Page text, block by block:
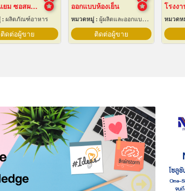
รับผลิตแยม ซอสผลไม้
: ผลิตภัณฑ์อาหาร
ติดต่อผู้ขาย
ออกแบบห้องเย็น
หมวดหมู่ : ผู้ผลิตและออกแบบติดตั้งห้องเย็น
ติดต่อผู้ขาย
หมวดห